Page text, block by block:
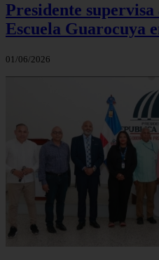
Presidente
Escuela Guarocuya
01/06/2026